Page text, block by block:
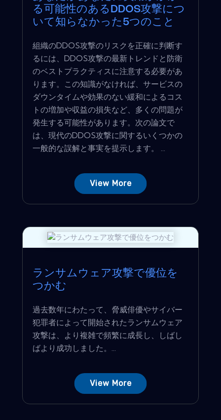
る可能性のあるDDOS攻撃につ
いて知らなかった5つのこと
組織のDDOS攻撃のリスクを正確に判断す
るには、DDOS攻撃の最新トレンドと防衛
のベストプラクティスに注意する必要があ
ります。この知識がなければ、サービスの
ダウンタイムや効果のない緩和によるコス
トの増加や収益の損失など、多くの問題が
発生する可能性があります。次の論文で
は、現代のDDOS攻撃に関するいくつかの
一般的な誤解と事実を提示します。 ...
View More
ランサムウェア攻撃で優位を
つかむ
過去数年にわたって、脅威俳優やサイバー
犯罪者によって開始されたランサムウェア
攻撃は、より複雑で頻繁に成長し、しばし
ばより成功しました。...
View More